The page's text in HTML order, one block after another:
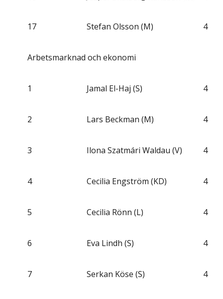
17 Stefan Olsson (M) 4
Arbetsmarknad och ekonomi
1 Jamal El-Haj (S) 4
2 Lars Beckman (M) 4
3 Ilona Szatmári Waldau (V) 4
4 Cecilia Engström (KD) 4
5 Cecilia Rönn (L) 4
6 Eva Lindh (S) 4
7 Serkan Köse (S) 4